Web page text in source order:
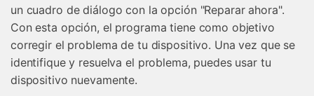
un cuadro de diálogo con la opción "Reparar ahora".
Con esta opción, el programa tiene como objetivo
corregir el problema de tu dispositivo. Una vez que se
identifique y resuelva el problema, puedes usar tu
dispositivo nuevamente.